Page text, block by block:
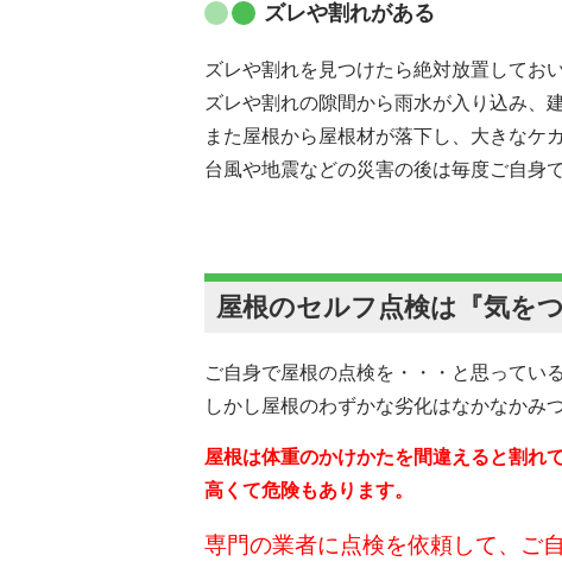
ズレや割れがある
ズレや割れを見つけたら絶対放置してお
ズレや割れの隙間から雨水が入り込み、
また屋根から屋根材が落下し、大きなケ
台風や地震などの災害の後は毎度ご自身
屋根のセルフ点検は『気を
ご自身で屋根の点検を・・・と思ってい
しかし屋根のわずかな劣化はなかなかみ
屋根は体重のかけかたを間違えると割れ
高くて危険もあります。
専門の業者に点検を依頼して、ご